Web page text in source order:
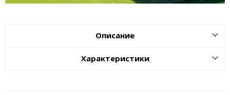
Описание
Характеристики